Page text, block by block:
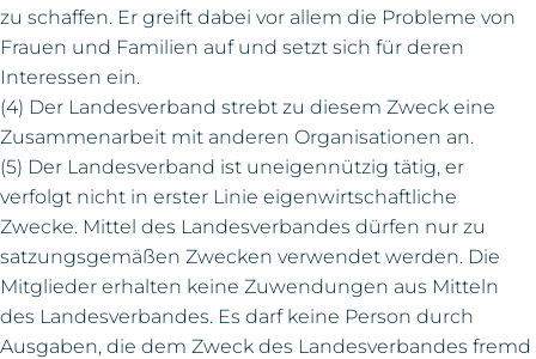
zu schaffen. Er greift dabei vor allem die Probleme von
Frauen und Familien auf und setzt sich für deren
Interessen ein.
(4) Der Landesverband strebt zu diesem Zweck eine
Zusammenarbeit mit anderen Organisationen an.
(5) Der Landesverband ist uneigennützig tätig, er
verfolgt nicht in erster Linie eigenwirtschaftliche
Zwecke. Mittel des Landesverbandes dürfen nur zu
satzungsgemäßen Zwecken verwendet werden. Die
Mitglieder erhalten keine Zuwendungen aus Mitteln
des Landesverbandes. Es darf keine Person durch
Ausgaben, die dem Zweck des Landesverbandes fremd